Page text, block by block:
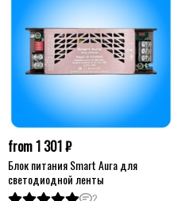
from 1 301 ₽
Блок питания Smart Aura для
светодиодной ленты